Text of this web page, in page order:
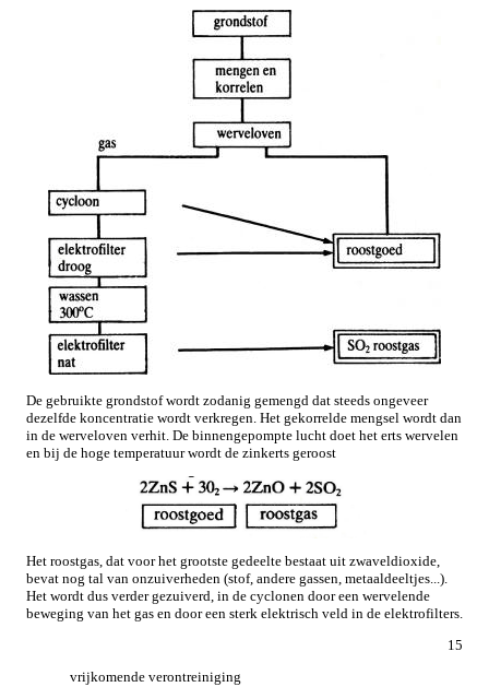
De gebruikte grondstof wordt zodanig gemengd dat steeds ongeveer
dezelfde koncentratie wordt verkregen. Het gekorrelde mengsel wordt dan
in de werveloven verhit. De binnengepompte lucht doet het erts wervelen
en bij de hoge temperatuur wordt de zinkerts geroost
Het roostgas, dat voor het grootste gedeelte bestaat uit zwaveldioxide,
bevat nog tal van onzuiverheden (stof, andere gassen, metaaldeeltjes...).
Het wordt dus verder gezuiverd, in de cyclonen door een wervelende
beweging van het gas en door een sterk elektrisch veld in de elektrofilters.
15
vrijkomende verontreiniging